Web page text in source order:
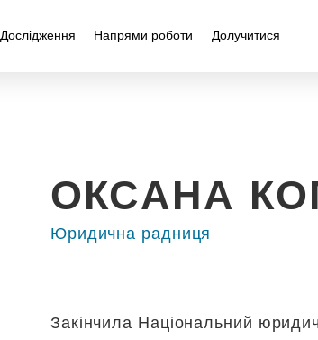
Дослідження Напрями роботи Долучитися
ОКСАНА
Юридична радниця
Закінчила Національний